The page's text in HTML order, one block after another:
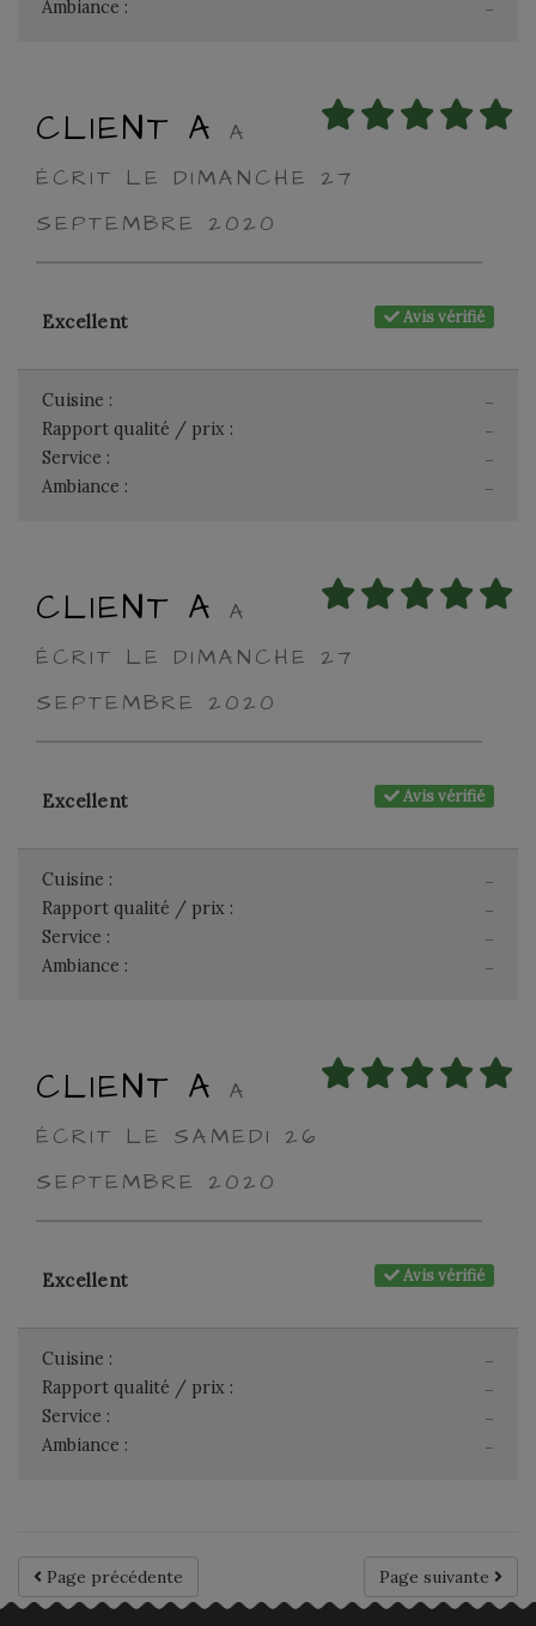
-
Ambiance :
CLIENT A
A
ÉCRIT LE DIMANCHE 27
SEPTEMBRE 2020
Avis vérifié
Excellent
-
Cuisine :
-
Rapport qualité / prix :
-
Service :
-
Ambiance :
CLIENT A
A
ÉCRIT LE DIMANCHE 27
SEPTEMBRE 2020
Avis vérifié
Excellent
-
Cuisine :
-
Rapport qualité / prix :
-
Service :
-
Ambiance :
CLIENT A
A
ÉCRIT LE SAMEDI 26
SEPTEMBRE 2020
Avis vérifié
Excellent
-
Cuisine :
-
Rapport qualité / prix :
-
Service :
-
Ambiance :
Page suivante
Page précédente